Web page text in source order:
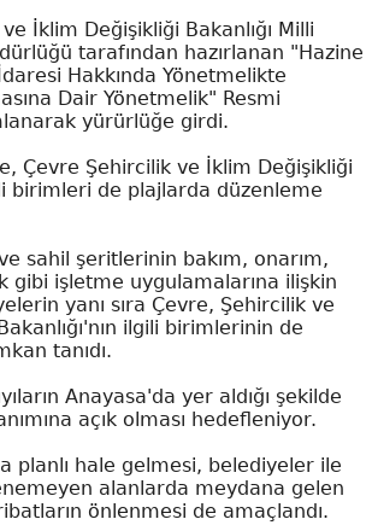
İklim Değişikliği Bakanlığı Milli
tarafından hazırlanan "Hazine
İdaresi Hakkında Yönetmelikte
Dair Yönetmelik" Resmi
yürürlüğe girdi.
Çevre Şehircilik ve İklim Değişikliği
birimleri de plajlarda düzenleme
sahil şeritlerinin bakım, onarım,
gibi işletme uygulamalarına ilişkin
yanı sıra Çevre, Şehircilik ve
ilgili birimlerinin de
tanıdı.
Anayasa'da yer aldığı şekilde
açık olması hedefleniyor.
planlı hale gelmesi, belediyeler ile
alanlarda meydana gelen
önlenmesi de amaçlandı.